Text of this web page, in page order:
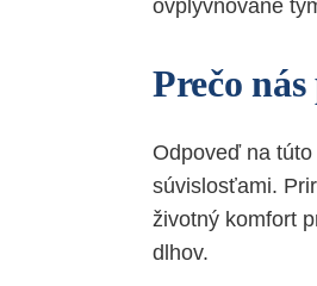
ovplyvňované
Prečo
Odpoveď na
súvislosťami.
životný komfort
dlhov.